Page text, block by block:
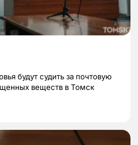
будут судить за почтовую
веществ в Томск